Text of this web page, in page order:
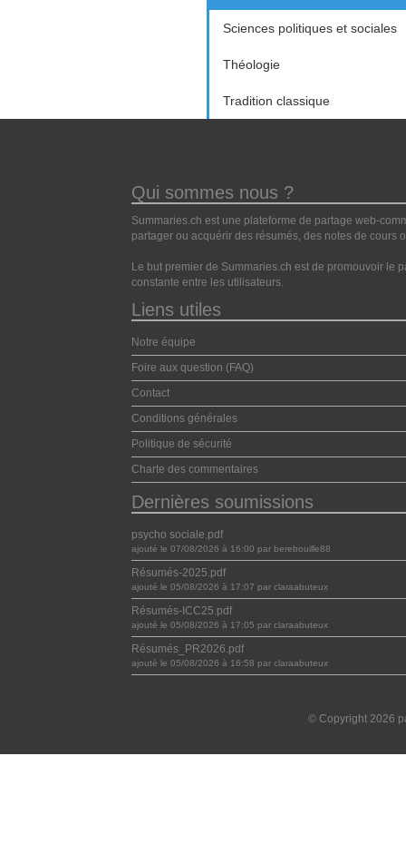
Sciences politiques et sociales
Théologie
Tradition classique
Qui sommes nous ?
Summaries.ch est une plateforme de partage web-
partager ou acquérir des résumés, des notes de cours
Le but premier de Summaries.ch est de promouvoir le
constante entre les utilisateurs.
Liens utiles
Notre équipe
Foire aux question (FAQ)
Contact
Conditions générales
Politique de sécurité
Charte des commentaires
Dernières soumissions
psycho sociale.pdf
ajouté le 07/08/2026 à 16:00 par berebouille88
Résumés-2025.pdf
ajouté le 05/08/2026 à 17:07 par claraabuteux
Résumés-ICC25.pdf
ajouté le 05/08/2026 à 17:05 par claraabuteux
Résumés_PR2026.pdf
ajouté le 05/08/2026 à 16:58 par claraabuteux
© Copyright 2026